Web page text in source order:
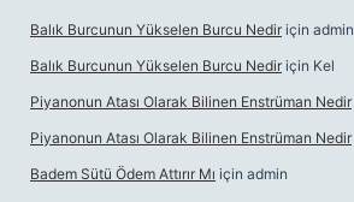
Balık Burcunun Yükselen Burcu Nedir için admin
Balık Burcunun Yükselen Burcu Nedir için Kel
Piyanonun Atası Olarak Bilinen Enstrüman Nedir
Piyanonun Atası Olarak Bilinen Enstrüman Nedir
Badem Sütü Ödem Attırır Mı için admin